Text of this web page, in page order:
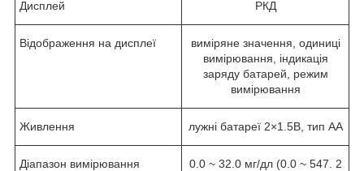
Дисплей РКД
Відображення на дисплеї
виміряне значення, одиниці
вимірювання, індикація
заряду батарей, режим
вимірювання
Живлення лужні батареї 2×1.5В, тип AA
Діапазон вимірювання
0.0 ~ 32.0 мг/дл (0.0 ~ 547. 2